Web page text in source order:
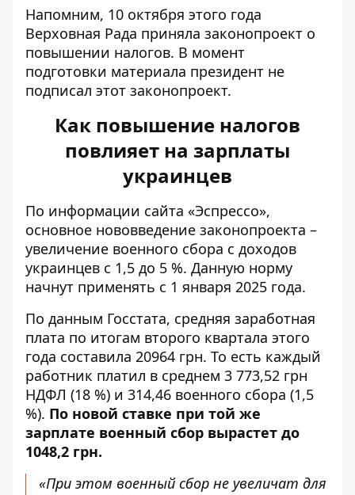
Напомним, 10 октября этого года
Верховная Рада приняла законопроект о
повышении налогов. В момент
подготовки материала президент не
подписал этот законопроект.
Как повышение налогов
повлияет на зарплаты
украинцев
По информации сайта «Эспрессо»,
основное нововведение законопроекта –
увеличение военного сбора с доходов
украинцев с 1,5 до 5 %. Данную норму
начнут применять с 1 января 2025 года.
По данным Госстата, средняя заработная
плата по итогам второго квартала этого
года составила 20964 грн. То есть каждый
работник платил в среднем 3 773,52 грн
НДФЛ (18 %) и 314,46 военного сбора (1,5
%). По новой ставке при той же
зарплате военный сбор вырастет до
1048,2 грн.
«При этом военный сбор не увеличат для